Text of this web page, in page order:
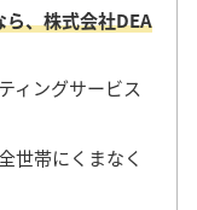
、株式会社DEA
ィングサービス
世帯にくまなく